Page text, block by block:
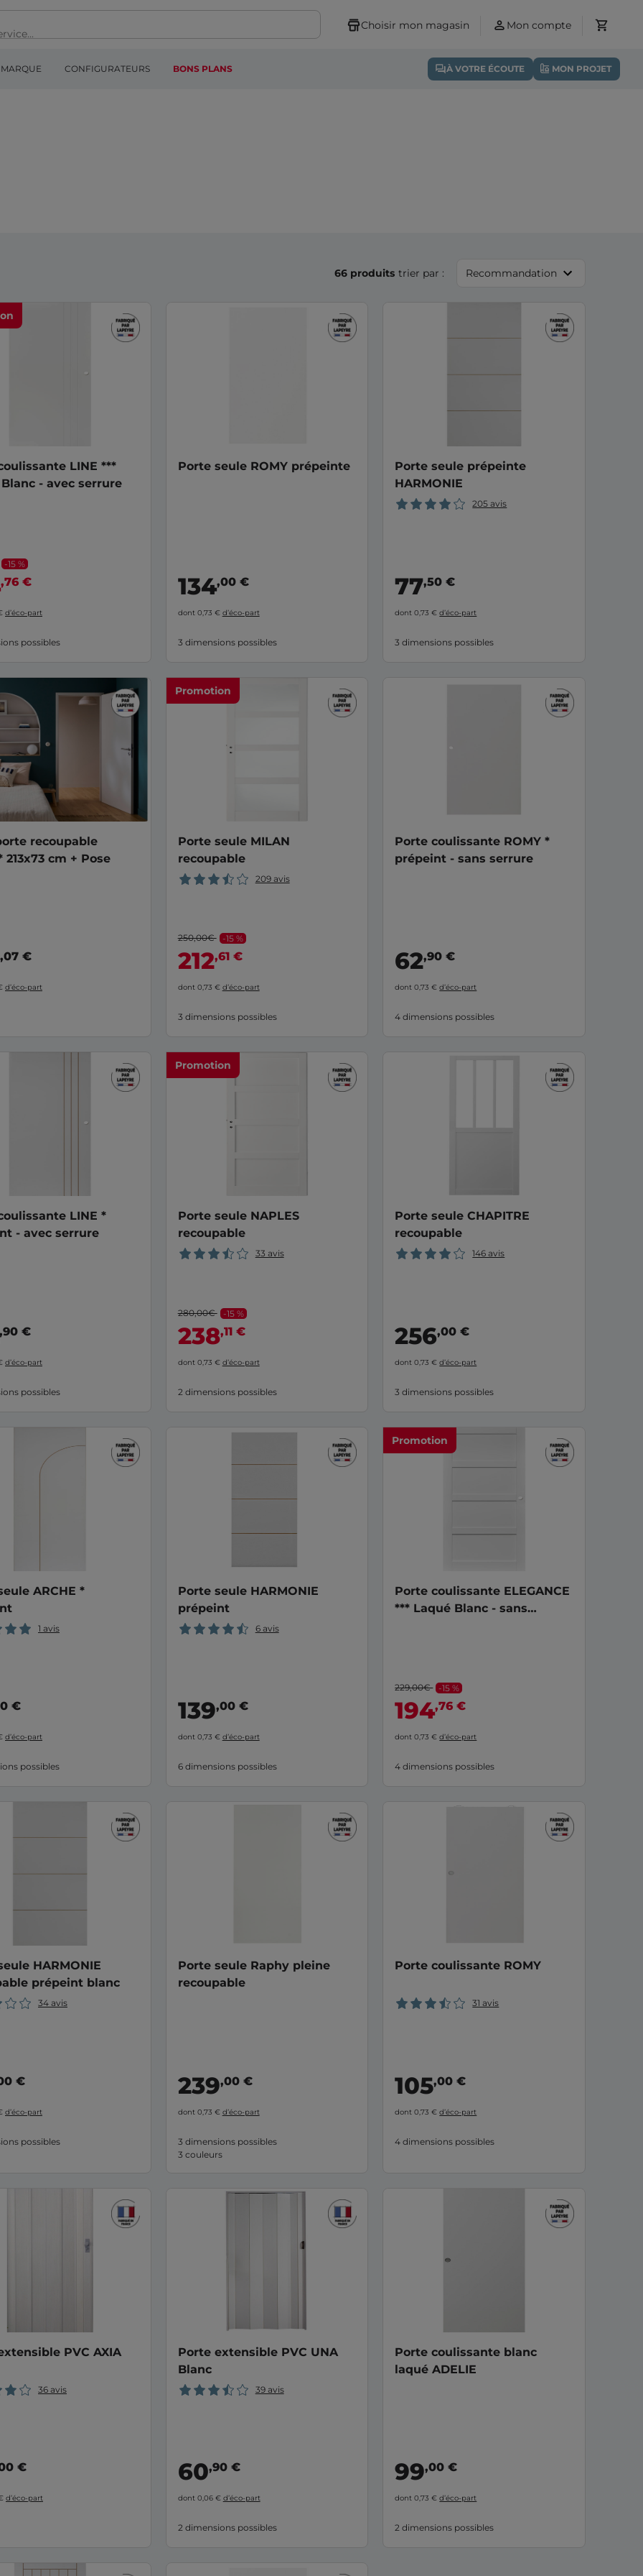
Choisir mon magasin Mon compte
MARQUE CONFIGURATEURS BONS PLANS À VOTRE ÉCOUTE MON PROJET
66 produits trier par : Recommandation
LINE ***
- avec serrure
-15 %
,76 €
d’éco-part
possibles
Porte seule ROMY prépeinte
134,00 €
dont 0,73 € d’éco-part
3 dimensions possibles
Porte seule prépeinte
HARMONIE
205 avis
77,50 €
dont 0,73 €d’éco-part
3 dimensions possibles
recoupable
213x73 cm + Pose
,07 €
d’éco-part
Promotion
Porte seule MILAN
recoupable
209 avis
250,00€ -15 %
212,61 €
dont 0,73 € d’éco-part
3 dimensions possibles
Porte coulissante ROMY *
prépeint - sans serrure
62,90 €
dont 0,73 €d’éco-part
4 dimensions possibles
LINE *
- avec serrure
,90 €
d’éco-part
possibles
Promotion
Porte seule NAPLES
recoupable
33 avis
280,00€ -15 %
238,11 €
dont 0,73 € d’éco-part
2 dimensions possibles
Porte seule CHAPITRE
recoupable
146 avis
256,00 €
dont 0,73 €d’éco-part
3 dimensions possibles
ARCHE *
1 avis
€
d’éco-part
possibles
Porte seule HARMONIE
prépeint
6 avis
139,00 €
dont 0,73 € d’éco-part
6 dimensions possibles
Promotion
Porte coulissante ELEGANCE
*** Laqué Blanc - sans
229,00€ -15 %
194,76 €
dont 0,73 €d’éco-part
4 dimensions possibles
HARMONIE
prépeint blanc
34 avis
€
d’éco-part
possibles
Porte seule Raphy pleine
recoupable
239,00 €
dont 0,73 € d’éco-part
3 dimensions possibles
3 couleurs
Porte coulissante ROMY
31 avis
105,00 €
dont 0,73 €d’éco-part
4 dimensions possibles
PVC AXIA
36 avis
€
d’éco-part
Porte extensible PVC UNA
Blanc
39 avis
60,90 €
dont 0,06 € d’éco-part
2 dimensions possibles
Porte coulissante blanc
laqué ADELIE
99,00 €
dont 0,73 €d’éco-part
2 dimensions possibles